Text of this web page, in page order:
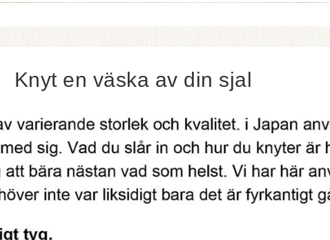
Knyt en väska av din sjal